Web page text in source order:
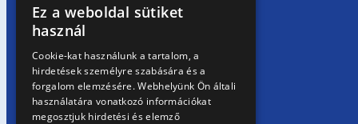
SK
RO
Ez a weboldal sütiket
használ
Cookie-kat használunk a tartalom, a
hirdetések személyre szabására és a
forgalom elemzésére. Webhelyünk Ön általi
használatára vonatkozó információkat
megosztjuk hirdetési és elemző